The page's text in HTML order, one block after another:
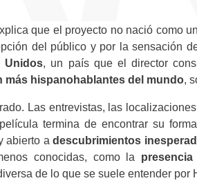
que el proyecto no nació como
del público y por la sensación
Unidos, un país que el director
más hispanohablantes del mundo,
Las entrevistas, las
termina de encontrar su
abierto adescubrimientos
conocidas, como la
de lo que se suele entender por